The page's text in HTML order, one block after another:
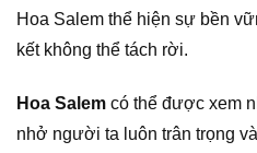
Hoa Salem thể hiện sự bền
kết không thể tách rời.
Hoa Salem có thể được xem
nhở người ta luôn trân trọng